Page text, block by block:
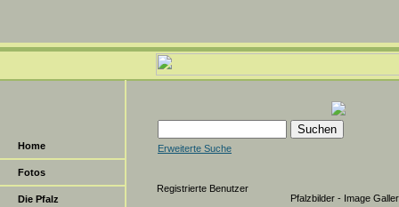
Home
Fotos
Die Pfalz
Erweiterte Suche
Registrierte Benutzer
Pfalzbilder - Image